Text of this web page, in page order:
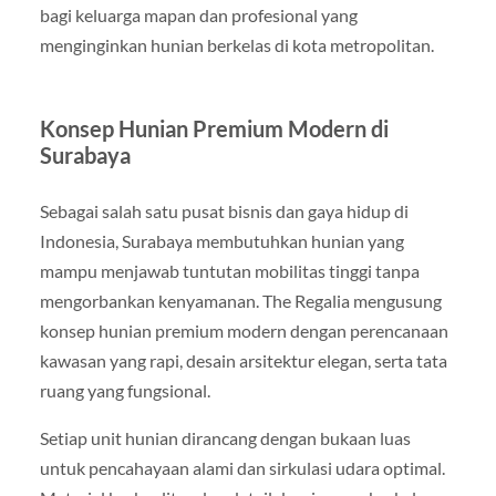
bagi keluarga mapan dan profesional yang
menginginkan hunian berkelas di kota metropolitan.
Konsep Hunian Premium Modern di
Surabaya
Sebagai salah satu pusat bisnis dan gaya hidup di
Indonesia, Surabaya membutuhkan hunian yang
mampu menjawab tuntutan mobilitas tinggi tanpa
mengorbankan kenyamanan. The Regalia mengusung
konsep hunian premium modern dengan perencanaan
kawasan yang rapi, desain arsitektur elegan, serta tata
ruang yang fungsional.
Setiap unit hunian dirancang dengan bukaan luas
untuk pencahayaan alami dan sirkulasi udara optimal.